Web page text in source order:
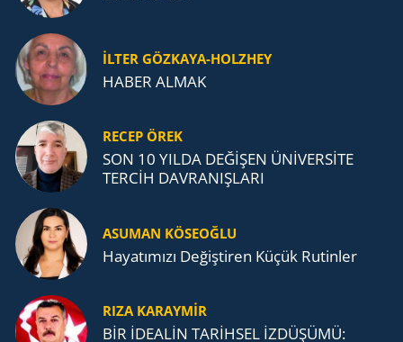
İLTER GÖZKAYA-HOLZHEY
HABER ALMAK
RECEP ÖREK
SON 10 YILDA DEĞİŞEN ÜNİVERSİTE
TERCİH DAVRANIŞLARI
ASUMAN KÖSEOĞLU
Ha­ya­tı­mı­zı De­ğiş­ti­ren Küçük Ru­tin­ler
RIZA KARAYMIR
BİR İDEALİN TARİHSEL İZDÜŞÜMÜ: